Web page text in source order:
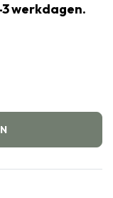
werkdagen.